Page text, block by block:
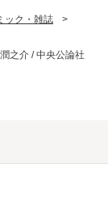
ック・雑誌
>
之介 / 中央公論社